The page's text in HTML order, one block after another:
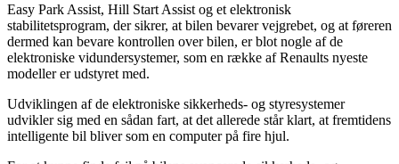
Easy Park Assist, Hill Start Assist og et elektronisk
stabilitetsprogram, der sikrer, at bilen bevarer vejgrebet, og at føreren
dermed kan bevare kontrollen over bilen, er blot nogle af de
elektroniske vidundersystemer, som en række af Renaults nyeste
modeller er udstyret med.
Udviklingen af de elektroniske sikkerheds- og styresystemer
udvikler sig med en sådan fart, at det allerede står klart, at fremtidens
intelligente bil bliver som en computer på fire hjul.